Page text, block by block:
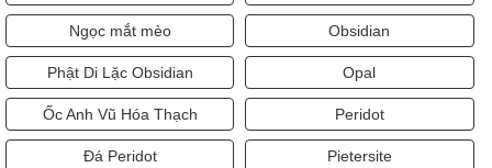
Ngọc mắt mèo Obsidian
Phật Di Lặc Obsidian Opal
Ốc Anh Vũ Hóa Thạch Peridot
Đá Peridot Pietersite